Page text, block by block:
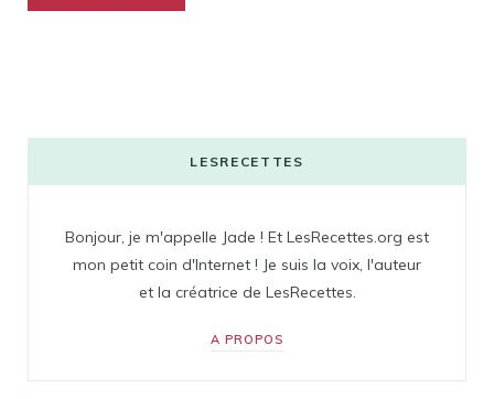
LESRECETTES
Bonjour, je m'appelle Jade ! Et LesRecettes.org est
mon petit coin d'Internet ! Je suis la voix, l'auteur
et la créatrice de LesRecettes.
A PROPOS